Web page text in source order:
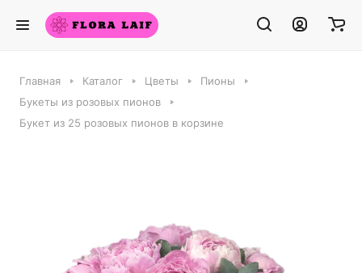
Главная Каталог Цветы
Пионы
Букеты из розовых пионов
Букет из 25 розовых пионов в корзине